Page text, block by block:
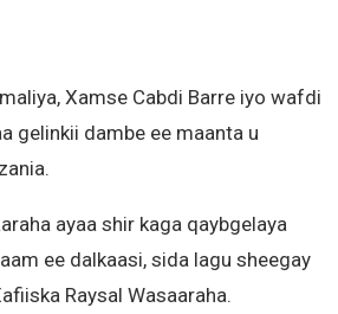
Xamse Cabdi Barre iyo wafdi
gelinkii dambe ee maanta u
ayaa shir kaga qaybgelaya
ee dalkaasi, sida lagu sheegay
Raysal Wasaaraha.